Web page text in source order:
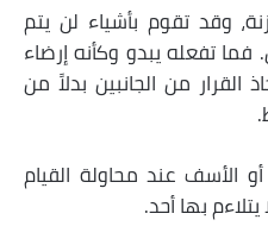
وقد تقوم بأشياء لن يتم
تفعله يبدو وكأنه إرضاء
القرار من الجانبين بدلاً من
الأسف عند محاولة القيام
بها أحد.